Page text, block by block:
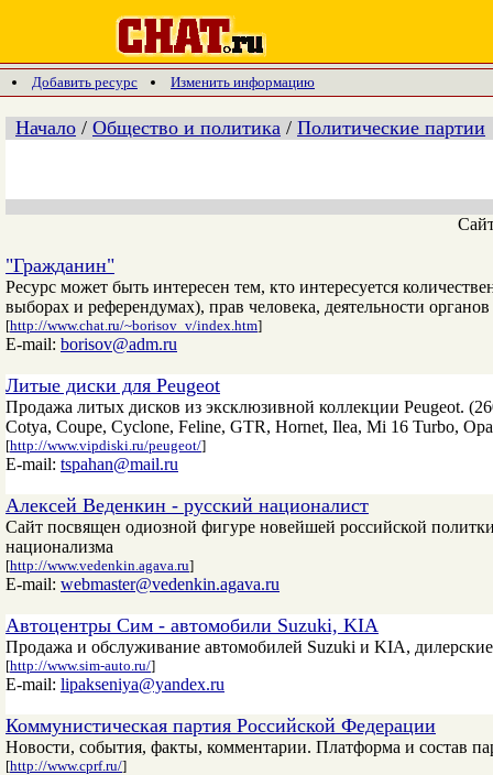
Добавить ресурс Изменить информацию
Начало / Общество и политика / Политические партии
"Гражданин"
Ресурс может быть интересен тем, кто интересуется
выборах и референдумах), прав человека, деятельности
[http://www.chat.ru/~borisov_v/index.htm]
E-mail: borisov@adm.ru
Литые диски для Peugeot
Продажа литых дисков из эксклюзивной коллекции Peugeot.
Cotya, Coupe, Cyclone, Feline, GTR, Hornet, Ilea, Mi 16 Turbo,
[http://www.vipdiski.ru/peugeot/]
E-mail: tspahan@mail.ru
Алексей Веденкин - русский националист
Сайт посвящен одиозной фигуре новейшей российской
национализма
[http://www.vedenkin.agava.ru]
E-mail: webmaster@vedenkin.agava.ru
Автоцентры Сим - автомобили Suzuki, KIA
Продажа и обслуживание автомобилей Suzuki и KIA,
[http://www.sim-auto.ru/]
E-mail: lipakseniya@yandex.ru
Коммунистическая партия Российской Федерации
Новости, события, факты, комментарии. Платформа и состав
[http://www.cprf.ru/]